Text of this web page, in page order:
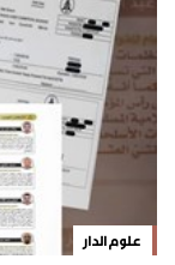
علوم الدار